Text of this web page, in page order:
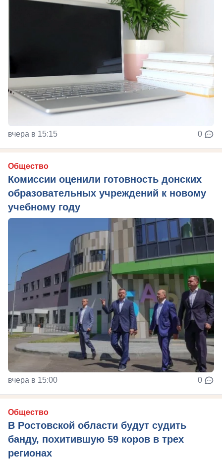
вчера в 15:15 0
Общество
Комиссии оценили готовность донских
образовательных учреждений к новому
учебному году
вчера в 15:00 0
Общество
В Ростовской области будут судить
банду, похитившую 59 коров в трех
регионах